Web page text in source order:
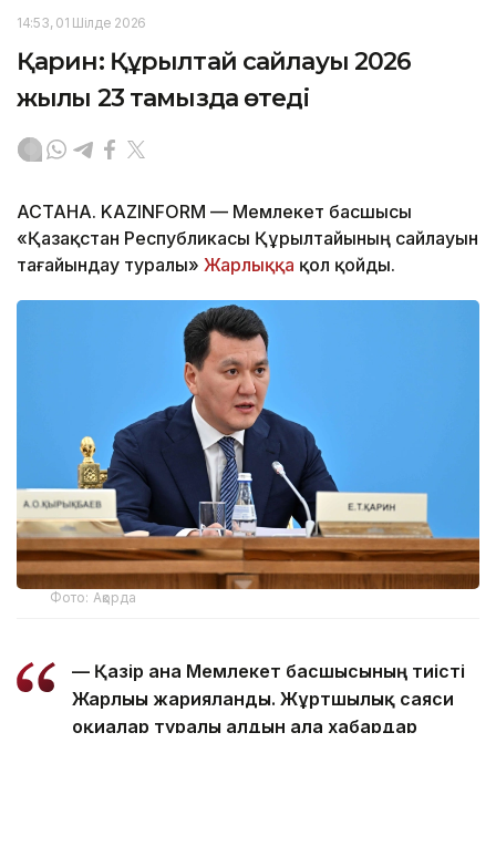
14:53, 01 Шілде 2026
Қарин: Құрылтай сайлауы 2026
жылғы 23 тамызда өтеді
АСТАНА. KAZINFORM — Мемлекет басшысы
«Қазақстан Республикасы Құрылтайының сайлауын
тағайындау туралы» Жарлыққа қол қойды.
Фото: Ақорда
— Қазір ғана Мемлекет басшысының тиісті
Жарлығы жарияланды. Жұртшылық саяси
оқиғалар туралы алдын ала хабардар